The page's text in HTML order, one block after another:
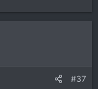
#37